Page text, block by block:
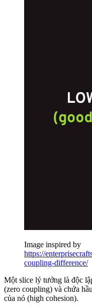
Image inspired by
https://
coupling-difference/
Một slice lý tưởng là độc
(zero coupling) và chứa
của nó (high cohesion).